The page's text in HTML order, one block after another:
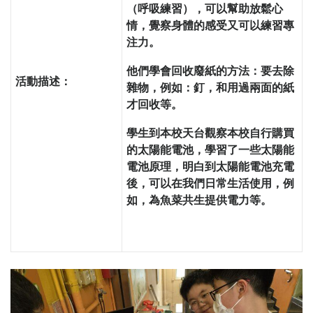
活動描述：
（呼吸練習），可以幫助放鬆心
情，覺察身體的感受又可以練習專
注力。
他們學會回收廢紙的方法：要去除
雜物，例如：釘，和用過兩面的紙
才回收等。
學生到本校天台觀察本校自行購買
的太陽能電池，學習了一些太陽能
電池原理，明白到太陽能電池充電
後，可以在我們日常生活使用，例
如，為魚菜共生提供電力等。